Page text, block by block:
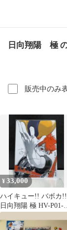
日向翔陽 極
販売中のみ
¥33,000
ハイキュー!! バボカ!!
日向翔陽 極 HV-P01-
004 シリアル サイン